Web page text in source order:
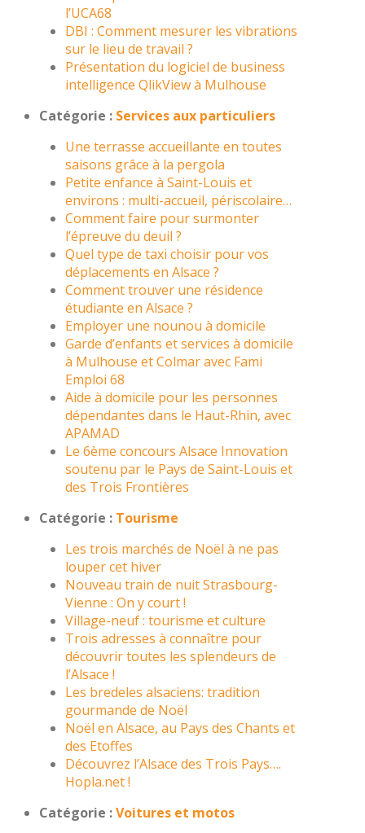
l’UCA68
DBI : Comment mesurer les vibrations
sur le lieu de travail ?
Présentation du logiciel de business
intelligence QlikView à Mulhouse
Catégorie : Services aux particuliers
Une terrasse accueillante en toutes
saisons grâce à la pergola
Petite enfance à Saint-Louis et
environs : multi-accueil, périscolaire…
Comment faire pour surmonter
l’épreuve du deuil ?
Quel type de taxi choisir pour vos
déplacements en Alsace ?
Comment trouver une résidence
étudiante en Alsace ?
Employer une nounou à domicile
Garde d’enfants et services à domicile
à Mulhouse et Colmar avec Fami
Emploi 68
Aide à domicile pour les personnes
dépendantes dans le Haut-Rhin, avec
APAMAD
Le 6ème concours Alsace Innovation
soutenu par le Pays de Saint-Louis et
des Trois Frontières
Catégorie : Tourisme
Les trois marchés de Noël à ne pas
louper cet hiver
Nouveau train de nuit Strasbourg-
Vienne : On y court !
Village-neuf : tourisme et culture
Trois adresses à connaître pour
découvrir toutes les splendeurs de
l’Alsace !
Les bredeles alsaciens: tradition
gourmande de Noël
Noël en Alsace, au Pays des Chants et
des Etoffes
Découvrez l’Alsace des Trois Pays….
Hopla.net !
Catégorie :Voitures et motos